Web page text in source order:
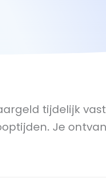
tijdelijk vast
Je